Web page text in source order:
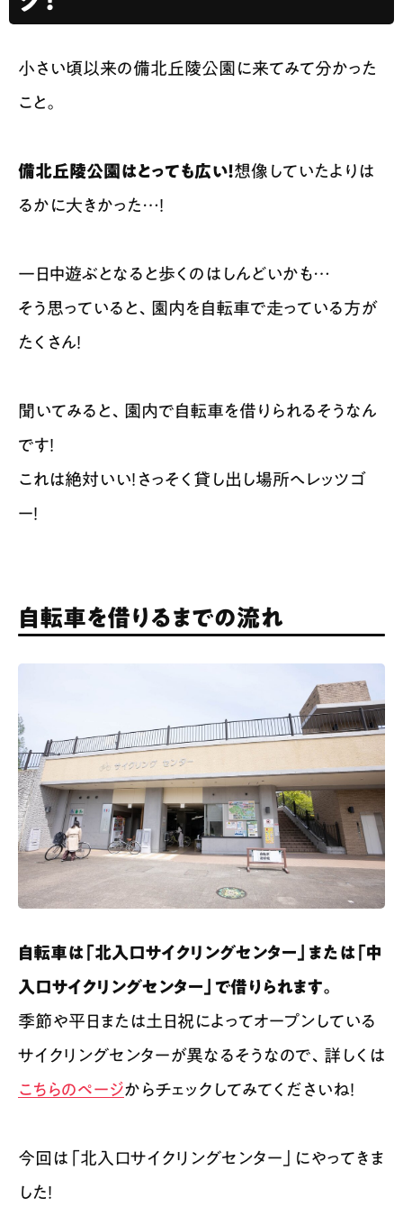
小さい頃以来の備北丘陵公園に来てみて分かった
こと。
備北丘陵公園はとっても広い！想像していたよりは
るかに大きかった…！
一日中遊ぶとなると歩くのはしんどいかも…
そう思っていると、園内を自転車で走っている方が
たくさん！
聞いてみると、園内で自転車を借りられるそうなん
です！​
これは絶対いい！さっそく貸し出し場所へレッツゴ
ー！
自転車を借りるまでの流れ
自転車は「北入口サイクリングセンター」または「中
入口サイクリングセンター」で借りられます。
季節や平日または土日祝によってオープンしている
サイクリングセンターが異なるそうなので、詳しくは
こちらのページからチェックしてみてくださいね！
今回は「北入口サイクリングセンター」にやってきま
した！